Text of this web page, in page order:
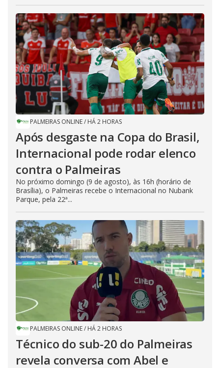
PALMEIRAS ONLINE/ HÁ 2 HORAS
Após desgaste na Copa do Brasil,
Internacional pode rodar elenco
contra o Palmeiras
No próximo domingo (9 de agosto), às 16h (horário de
Brasília), o Palmeiras recebe o Internacional no Nubank
Parque, pela 22ª...
PALMEIRAS ONLINE/ HÁ 2 HORAS
Técnico do sub-20 do Palmeiras
revela conversa com Abel e